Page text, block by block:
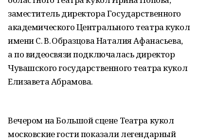
заместитель директора Государственного
академического Центрального театра кукол
имени С. В. Образцова Наталия Афанасьева,
а по видеосвязи подключалась директор
Чувашского государственного театра кукол
Елизавета Абрамова.
Вечером на Большой сцене Театра кукол
московские гости показали легендарный